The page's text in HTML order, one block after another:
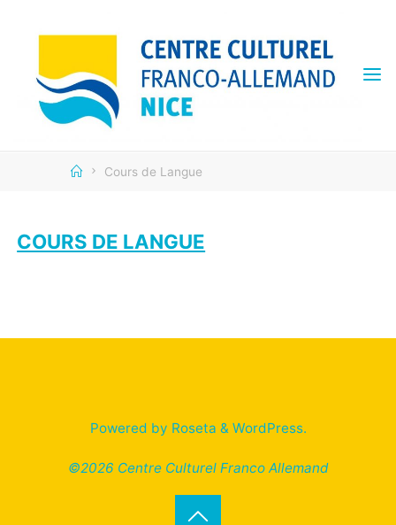
CENTRE
CULTUREL
FRANCO
HomeCours de Langue
COURS DE LANGUE
Powered by Roseta & WordPress.
©2026 Centre Culturel Franco Allemand